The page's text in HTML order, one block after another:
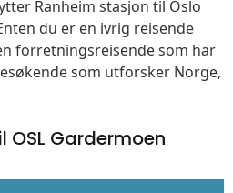
Ranheim stasjon til Oslo
du er en ivrig reisende
forretningsreisende som har
som utforsker Norge,
OSL Gardermoen